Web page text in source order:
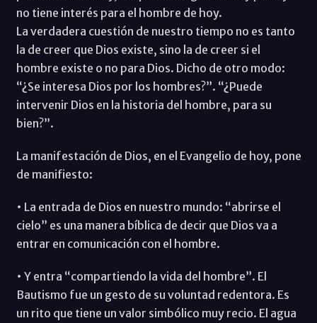
no tiene interés para el hombre de hoy.
La verdadera cuestión de nuestro tiempo no es tanto
la de creer que Dios existe, sino la de creer si el
hombre existe o no para Dios. Dicho de otro modo:
“¿Se interesa Dios por los hombres?”. “¿Puede
intervenir Dios en la historia del hombre, para su
bien?”.
La manifestación de Dios, en el Evangelio de hoy, pone
de manifiesto:
• La entrada de Dios en nuestro mundo: “abrirse el
cielo” es una manera bíblica de decir que Dios va a
entrar en comunicación con el hombre.
• Y entra “compartiendo la vida del hombre”. El
Bautismo fue un gesto de su voluntad redentora. Es
un rito que tiene un valor simbólico muy recio. El agua